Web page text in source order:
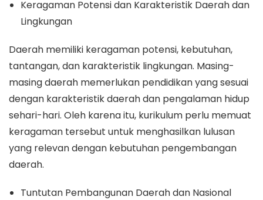
Keragaman Potensi dan Karakteristik Daerah dan
Lingkungan
Daerah memiliki keragaman potensi, kebutuhan,
tantangan, dan karakteristik lingkungan. Masing-
masing daerah memerlukan pendidikan yang sesuai
dengan karakteristik daerah dan pengalaman hidup
sehari-hari. Oleh karena itu, kurikulum perlu memuat
keragaman tersebut untuk menghasilkan lulusan
yang relevan dengan kebutuhan pengembangan
daerah.
Tuntutan Pembangunan Daerah dan Nasional